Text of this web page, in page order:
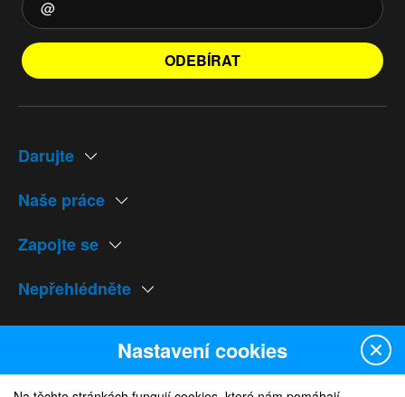
ODEBÍRAT
Darujte
Naše práce
Zapojte se
Nepřehlédněte
Naše weby
Nastavení cookies